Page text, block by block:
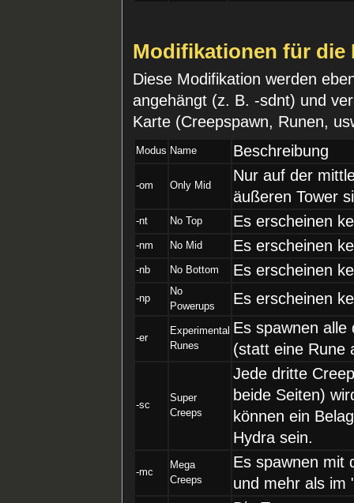
Modifikationen für die
Diese Modifikation werden
angehängt (z. B. -sdnt) und
Karte (Creepspawn, Runen,
Modus Name Beschreibung
-om Only Mid
Nur auf der
äußeren Tower
-nt No Top Es erscheinen
-nm No Mid Es erscheinen
-nb No Bottom Es erscheinen
-np
No
Powerups
Es erscheinen
-er
Experimental
Runes
Es spawnen alle
(statt eine Rune
-sc
Super
Creeps
Jede dritte
beide Seiten)
können ein
Hydra sein.
-mc
Mega
Creeps
Es spawnen mit
und mehr als im